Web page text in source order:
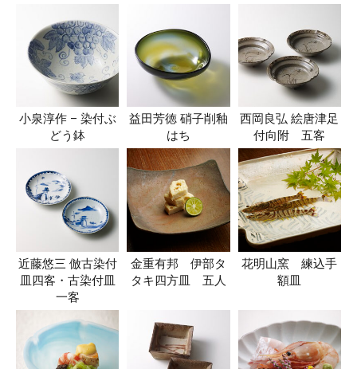
小泉淳作 – 染付ぶ
どう鉢
益田芳徳 硝子削釉
はち
西岡良弘 絵唐津足
付向附 五客
近藤悠三 倣古染付
皿四客・古染付皿
一客
金重有邦 伊部タ
タキ四方皿 五人
花明山窯 練込手
額皿